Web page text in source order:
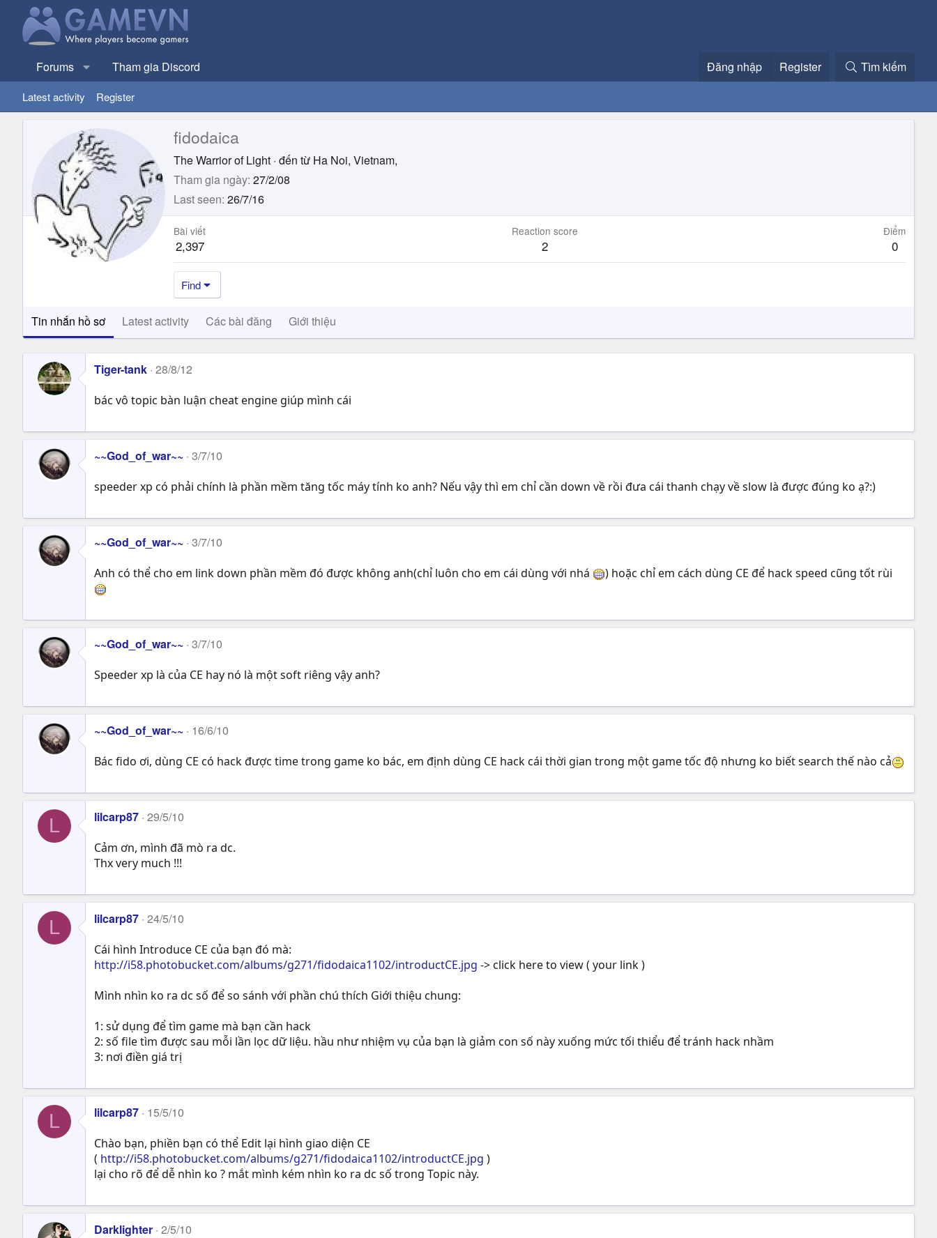
Forums Tham gia Discord Đăng nhập Register Tìm kiếm
Latest activity Register
fidodaica
The Warrior of Light · đến từ Ha Noi, Vietnam,
Tham gia ngày 27/2/08
Last seen 26/7/16
Bài viết
2,397
Reaction score
2
Điểm
0
Find
Tin nhắn hồ sơ Latest activity Các bài đăng Giới thiệu
Tiger-tank 28/8/12
bác vô topic bàn luận cheat engine giúp mình cái
~~God_of_war~~ 3/7/10
speeder xp có phải chính là phần mềm tăng tốc máy tính ko anh? Nếu vậy thì em chỉ cần down về rồi đưa cái thanh chạy về slow là được đúng ko ạ?:)
~~God_of_war~~ 3/7/10
Anh có thể cho em link down phần mềm đó được không anh(chỉ luôn cho em cái dùng với nhá ) hoặc chỉ em cách dùng CE để hack speed cũng tốt rùi
~~God_of_war~~ 3/7/10
Speeder xp là của CE hay nó là một soft riêng vậy anh?
~~God_of_war~~ 16/6/10
Bác fido ơi, dùng CE có hack được time trong game ko bác, em định dùng CE hack cái thời gian trong một game tốc độ nhưng ko biết search thế nào cả
L lilcarp87 29/5/10
Cảm ơn, mình đã mò ra dc.
Thx very much !!!
L lilcarp87 24/5/10
Cái hình Introduce CE của bạn đó mà:
http://i58.photobucket.com/albums/g271/fidodaica1102/introductCE.jpg -> click here to view ( your link )
Mình nhìn ko ra dc số để so sánh với phần chú thích Giới thiệu chung:
1: sử dụng để tìm game mà bạn cần hack
2: số file tìm được sau mỗi lần lọc dữ liệu. hầu như nhiệm vụ của bạn là giảm con số này xuống mức tối thiểu để tránh hack nhầm
3: nơi điền giá trị
L lilcarp87 15/5/10
Chào bạn, phiền bạn có thể Edit lại hình giao diện CE
( http://i58.photobucket.com/albums/g271/fidodaica1102/introductCE.jpg )
lại cho rõ để dễ nhìn ko ? mắt mình kém nhìn ko ra dc số trong Topic này.
Darklighter 2/5/10